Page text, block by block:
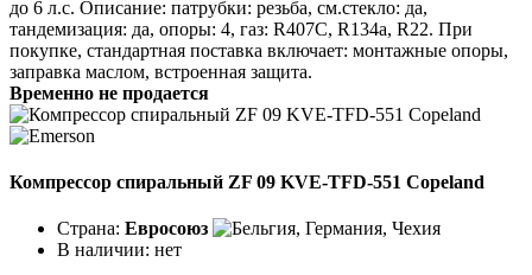
до 6 л.с. Описание: патрубки: резьба, см.стекло: да,
тандемизация: да, опоры: 4, газ: R407C, R134a, R22. При
покупке, стандартная поставка включает: монтажные опоры,
заправка маслом, встроенная защита.
Временно не продается
Компрессор спиральный ZF 09 KVE-TFD-551 Copeland
Страна: Евросоюз
В наличии: нет